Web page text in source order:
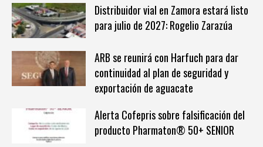
Distribuidor vial en Zamora estará listo
para julio de 2027: Rogelio Zarazúa
ARB se reunirá con Harfuch para dar
continuidad al plan de seguridad y
exportación de aguacate
Alerta Cofepris sobre falsificación del
producto Pharmaton®️ 50+ SENIOR